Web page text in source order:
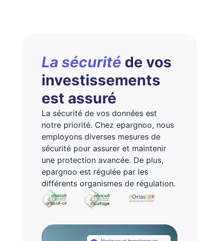
La sécurité de vos
investissements
est assuré
La sécurité de vos données est
notre priorité. Chez epargnoo, nous
employons diverses mesures de
sécurité pour assurer et maintenir
une protection avancée. De plus,
epargnoo est régulée par les
différents organismes de régulation.